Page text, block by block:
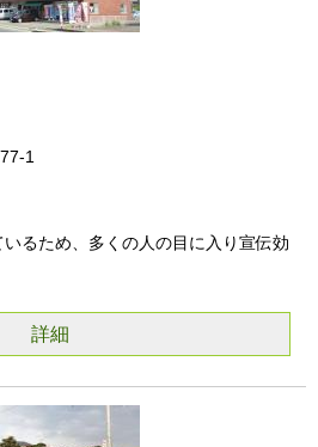
1
るため、多くの人の目に入り宣伝効
詳細